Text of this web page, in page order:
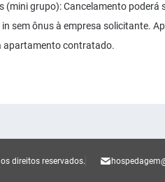
(mini grupo): Cancelamento poderá
sem ônus à empresa solicitante.
apartamento contratado.
direitos reservados.